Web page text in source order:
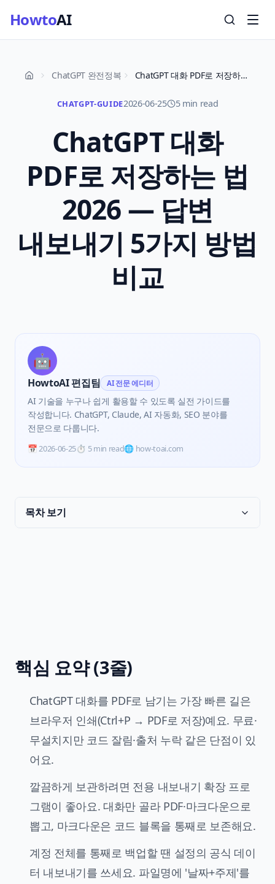
HowtoAI
ChatGPT 완전정복 ChatGPT 대화 PDF로 저장하는 법 2026 — 답변 내보내기 5가지 방법 비교
CHATGPT-GUIDE2026-06-25 5 min read
ChatGPT 대화
PDF로 저장하는 법
2026 — 답변
내보내기 5가지 방법
비교
🤖
HowtoAI 편집팀 AI 전문 에디터
AI 기술을 누구나 쉽게 활용할 수 있도록 실전 가이드를
작성합니다. ChatGPT, Claude, AI 자동화, SEO 분야를
전문으로 다룹니다.
📅2026-06-25⏱️ 5 min read🌐 how-toai.com
목차 보기
핵심 요약 (3줄)
ChatGPT 대화를 PDF로 남기는 가장 빠른 길은
브라우저 인쇄(Ctrl+P → PDF로 저장)예요. 무료·
무설치지만 코드 잘림·출처 누락 같은 단점이 있
어요.
깔끔하게 보관하려면 전용 내보내기 확장 프로
그램이 좋아요. 대화만 골라 PDF·마크다운으로
뽑고, 마크다운은 코드 블록을 통째로 보존해요.
계정 전체를 통째로 백업할 땐 설정의 공식 데이
터 내보내기를 쓰세요. 파일명에 '날짜+주제'를